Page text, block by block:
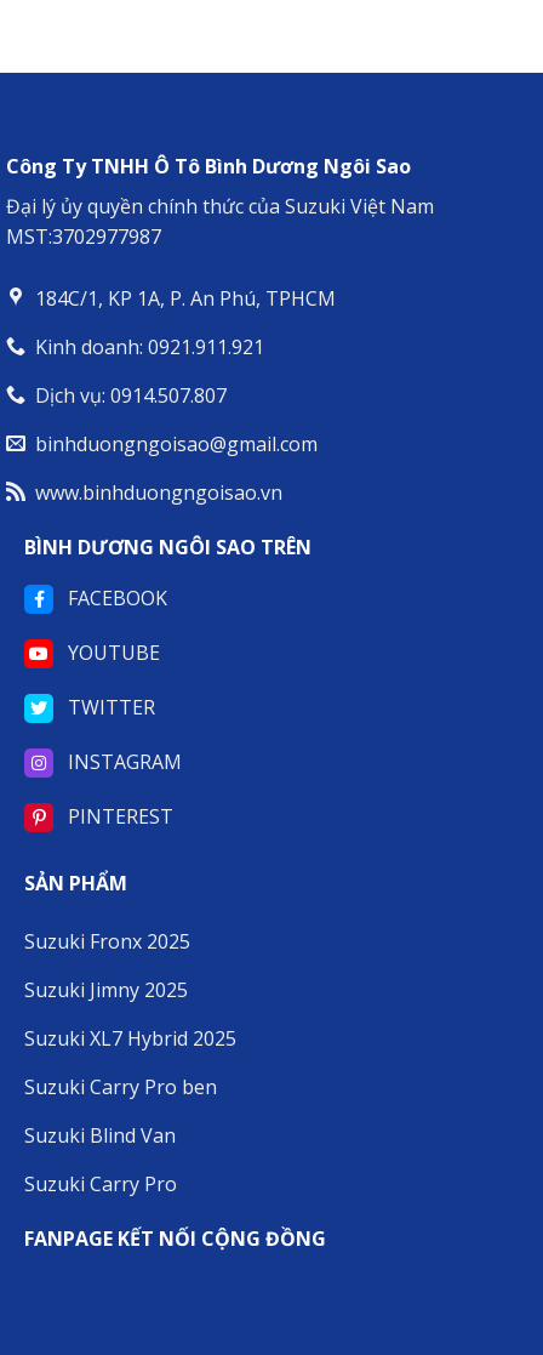
XL7
ĐỒNG
HÀNH
LÝ
HÀNH
ĐỒNG
Công Ty TNHH Ô Tô Bình Dương Ngôi Sao
Đại lý ủy quyền chính thức của Suzuki Việt Nam
MST:3702977987
184C/1, KP 1A, P. An Phú, TPHCM
Kinh doanh: 0921.911.921
Dịch vụ: 0914.507.807
binhduongngoisao@gmail.com
www.binhduongngoisao.vn
BÌNH DƯƠNG NGÔI SAO TRÊN
FACEBOOK
YOUTUBE
TWITTER
INSTAGRAM
PINTEREST
SẢN PHẨM
Suzuki Fronx 2025
Suzuki Jimny 2025
Suzuki XL7 Hybrid 2025
Suzuki Carry Pro ben
Suzuki Blind Van
Suzuki Carry Pro
FANPAGE KẾT NỐI CỘNG ĐỒNG